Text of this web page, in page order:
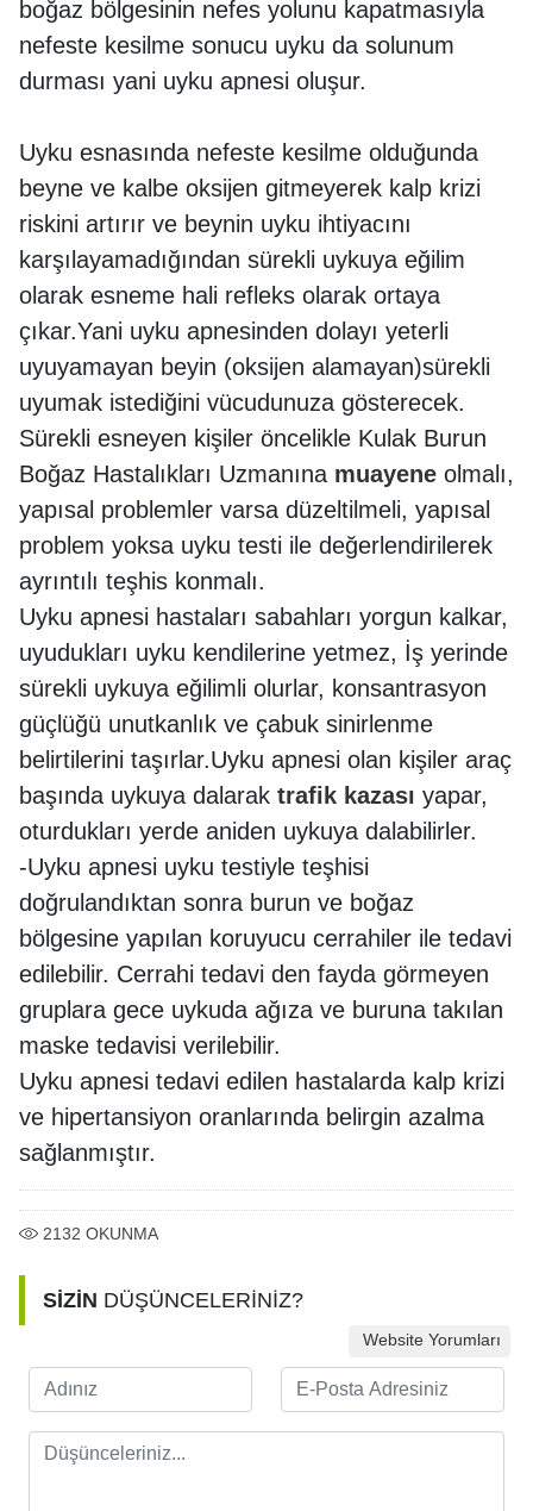
boğaz bölgesinin nefes yolunu kapatmasıyla
nefeste kesilme sonucu uyku da solunum
durması yani uyku apnesi oluşur.
Uyku esnasında nefeste kesilme olduğunda
beyne ve kalbe oksijen gitmeyerek kalp krizi
riskini artırır ve beynin uyku ihtiyacını
karşılayamadığından sürekli uykuya eğilim
olarak esneme hali refleks olarak ortaya
çıkar.Yani uyku apnesinden dolayı yeterli
uyuyamayan beyin (oksijen alamayan)sürekli
uyumak istediğini vücudunuza gösterecek.
Sürekli esneyen kişiler öncelikle Kulak Burun
Boğaz Hastalıkları Uzmanına muayene olmalı,
yapısal problemler varsa düzeltilmeli, yapısal
problem yoksa uyku testi ile değerlendirilerek
ayrıntılı teşhis konmalı.
Uyku apnesi hastaları sabahları yorgun kalkar,
uyudukları uyku kendilerine yetmez, İş yerinde
sürekli uykuya eğilimli olurlar, konsantrasyon
güçlüğü unutkanlık ve çabuk sinirlenme
belirtilerini taşırlar.Uyku apnesi olan kişiler araç
başında uykuya dalarak trafik kazası yapar,
oturdukları yerde aniden uykuya dalabilirler.
-Uyku apnesi uyku testiyle teşhisi
doğrulandıktan sonra burun ve boğaz
bölgesine yapılan koruyucu cerrahiler ile tedavi
edilebilir. Cerrahi tedavi den fayda görmeyen
gruplara gece uykuda ağıza ve buruna takılan
maske tedavisi verilebilir.
Uyku apnesi tedavi edilen hastalarda kalp krizi
ve hipertansiyon oranlarında belirgin azalma
sağlanmıştır.
2132 OKUNMA
SİZİN DÜŞÜNCELERİNİZ?
Website Yorumları